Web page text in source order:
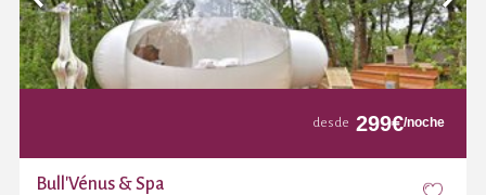
desde 299€/noche
Bull'Vénus & Spa